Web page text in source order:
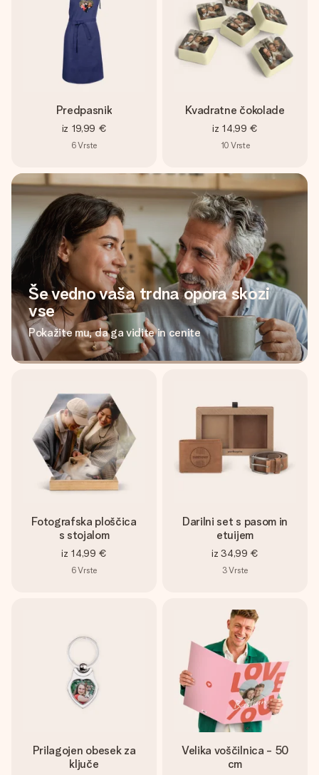
Predpasnik
iz 19,99 €
6Vrste
Kvadratne čokolade
iz 14,99 €
10 Vrste
Še vedno vaša trdna opora skozi
vse
Pokažite mu, da ga vidite in cenite
Fotografska ploščica
s stojalom
iz 14,99 €
6Vrste
Darilni set s pasom in
etuijem
iz 34,99 €
3Vrste
Prilagojen obesek za
ključe
Velika voščilnica - 50
cm